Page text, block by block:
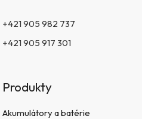
+421 905 982 737
+421 905 917 301
Produkty
Akumulátory a batérie